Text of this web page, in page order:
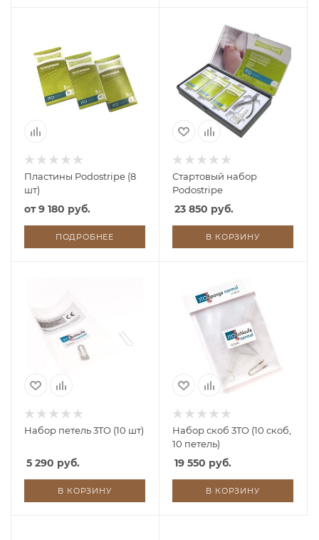
Пластины Podostripe (8
шт)
от9 180 руб.
ПОДРОБНЕЕ
Стартовый набор
Podostripe
23 850 руб.
В КОРЗИНУ
Набор петель 3TO (10 шт)
5 290 руб.
В КОРЗИНУ
Набор скоб 3TO (10 скоб,
10 петель)
19 550 руб.
В КОРЗИНУ